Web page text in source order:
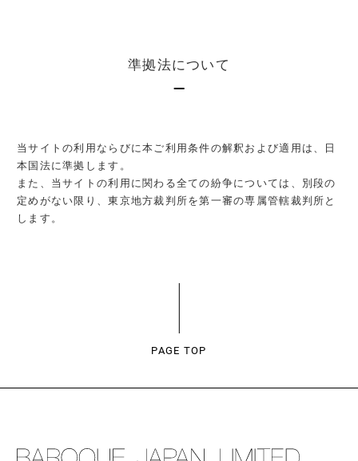
準拠法について
当サイトの利用ならびに本ご利用条件の解釈および適用は、日
本国法に準拠します。
また、当サイトの利用に関わる全ての紛争については、別段の
定めがない限り、東京地方裁判所を第一審の専属管轄裁判所と
します。
PAGE TOP